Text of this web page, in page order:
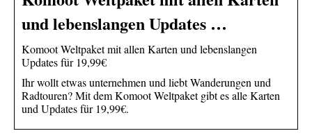
und lebenslangen Updates …
Komoot Weltpaket mit allen Karten und lebenslangen
Updates für 19,99€
Ihr wollt etwas unternehmen und liebt Wanderungen und
Radtouren? Mit dem Komoot Weltpaket gibt es alle Karten
und Updates für 19,99€.